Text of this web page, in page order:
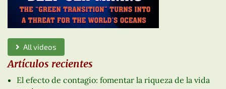
All videos
Artículos recientes
El efecto de contagio: fomentar la riqueza de la vida